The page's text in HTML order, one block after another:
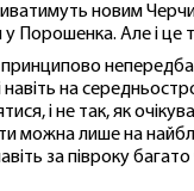
новим
у Порошенка. Але і це
принципово
на
і не так, як
можна лише на
за півроку